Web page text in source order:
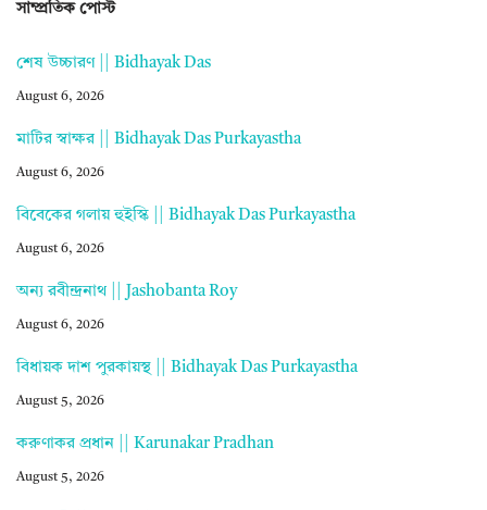
সাম্প্রতিক পোস্ট
শেষ উচ্চারণ || Bidhayak Das
August 6, 2026
মাটির স্বাক্ষর || Bidhayak Das Purkayastha
August 6, 2026
বিবেকের গলায় হুইস্কি || Bidhayak Das Purkayastha
August 6, 2026
অন্য রবীন্দ্রনাথ || Jashobanta Roy
August 6, 2026
বিধায়ক দাশ পুরকায়স্থ || Bidhayak Das Purkayastha
August 5, 2026
করুণাকর প্রধান || Karunakar Pradhan
August 5, 2026